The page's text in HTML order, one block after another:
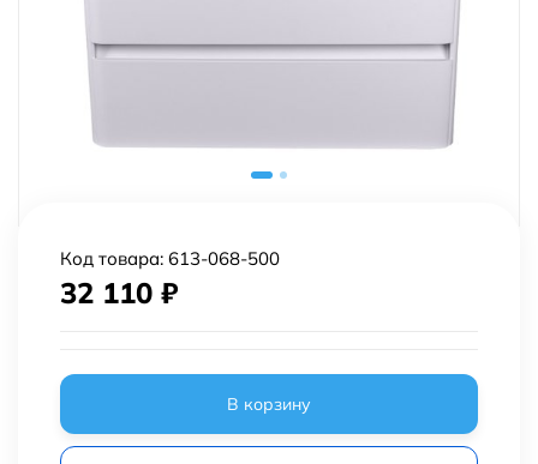
Код товара: 613-068-500
32 110 ₽
В корзину